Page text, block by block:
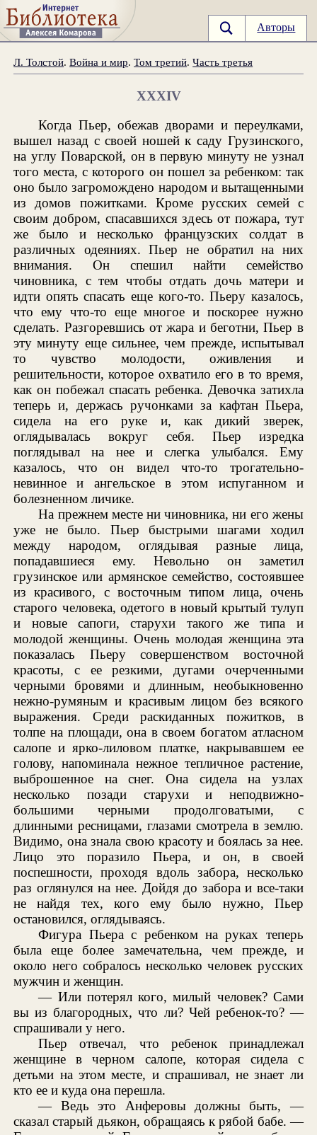
Авторы
Л. Толстой.Война и мир.Том третий.Часть третья
XXXIV
Когда Пьер, обежав дворами и переулками,
вышел назад с своей ношей к саду Грузинского,
на углу Поварской, он в первую минуту не узнал
того места, с которого он пошел за ребенком: так
оно было загромождено народом и вытащенными
из домов пожитками. Кроме русских семей с
своим добром, спасавшихся здесь от пожара, тут
же было и несколько французских солдат в
различных одеяниях. Пьер не обратил на них
внимания. Он спешил найти семейство
чиновника, с тем чтобы отдать дочь матери и
идти опять спасать еще кого-то. Пьеру казалось,
что ему что-то еще многое и поскорее нужно
сделать. Разгоревшись от жара и беготни, Пьер в
эту минуту еще сильнее, чем прежде, испытывал
то чувство молодости, оживления и
решительности, которое охватило его в то время,
как он побежал спасать ребенка. Девочка затихла
теперь и, держась ручонками за кафтан Пьера,
сидела на его руке и, как дикий зверек,
оглядывалась вокруг себя. Пьер изредка
поглядывал на нее и слегка улыбался. Ему
казалось, что он видел что-то трогательно-
невинное и ангельское в этом испуганном и
болезненном личике.
На прежнем месте ни чиновника, ни его жены
уже не было. Пьер быстрыми шагами ходил
между народом, оглядывая разные лица,
попадавшиеся ему. Невольно он заметил
грузинское или армянское семейство, состоявшее
из красивого, с восточным типом лица, очень
старого человека, одетого в новый крытый тулуп
и новые сапоги, старухи такого же типа и
молодой женщины. Очень молодая женщина эта
показалась Пьеру совершенством восточной
красоты, с ее резкими, дугами очерченными
черными бровями и длинным, необыкновенно
нежно-румяным и красивым лицом без всякого
выражения. Среди раскиданных пожитков, в
толпе на площади, она в своем богатом атласном
салопе и ярко-лиловом платке, накрывавшем ее
голову, напоминала нежное тепличное растение,
выброшенное на снег. Она сидела на узлах
несколько позади старухи и неподвижно-
большими черными продолговатыми, с
длинными ресницами, глазами смотрела в землю.
Видимо, она знала свою красоту и боялась за нее.
Лицо это поразило Пьера, и он, в своей
поспешности, проходя вдоль забора, несколько
раз оглянулся на нее. Дойдя до забора и все-таки
не найдя тех, кого ему было нужно, Пьер
остановился, оглядываясь.
Фигура Пьера с ребенком на руках теперь
была еще более замечательна, чем прежде, и
около него собралось несколько человек русских
мужчин и женщин.
— Или потерял кого, милый человек? Сами
вы из благородных, что ли? Чей ребенок-то? —
спрашивали у него.
Пьер отвечал, что ребенок принадлежал
женщине в черном салопе, которая сидела с
детьми на этом месте, и спрашивал, не знает ли
кто ее и куда она перешла.
— Ведь это Анферовы должны быть, —
сказал старый дьякон, обращаясь к рябой бабе. —